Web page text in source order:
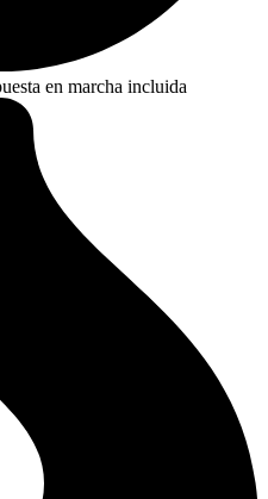
en marcha incluida